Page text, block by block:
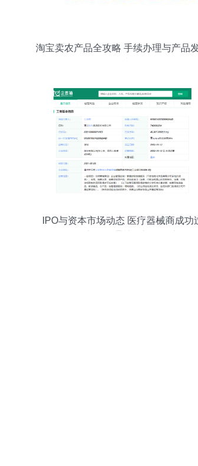
淘宝卖农产品全攻略 手续办理与产品
IPO与资本市场动态 医疗器械商成功